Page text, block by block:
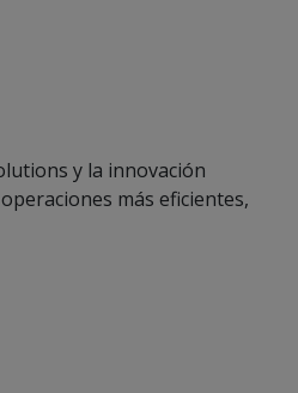
y la innovación
más eficientes,